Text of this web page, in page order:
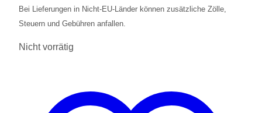
Bei Lieferungen in Nicht-EU-Länder können zusätzliche Zölle,
Steuern und Gebühren anfallen.
Nicht vorrätig